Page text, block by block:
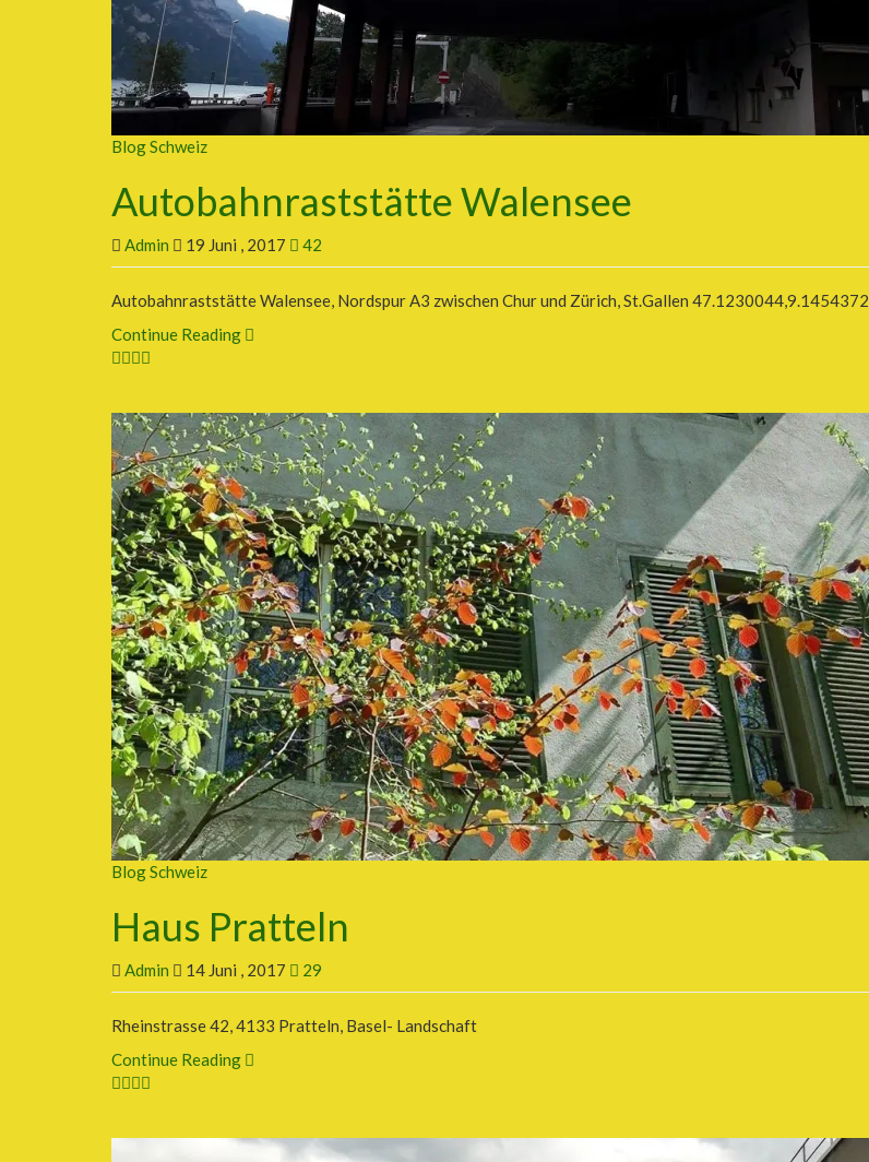
Blog Schweiz
Autobahnraststätte Walensee
Admin 19 Juni , 2017 42
Autobahnraststätte Walensee, Nordspur A3 zwischen Chur und Zürich, St.Gallen 47.1230044,9.1454372
Continue Reading
Blog Schweiz
Haus Pratteln
Admin 14 Juni , 2017 29
Rheinstrasse 42, 4133 Pratteln, Basel- Landschaft
Continue Reading